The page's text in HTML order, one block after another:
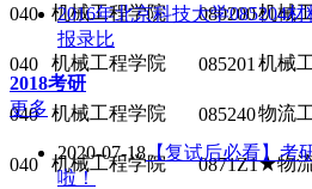
040 机械工程学院 080200机械
040 机械工程学院 085201 机械
040 机械工程学院 085240物流
040 机械工程学院 0871Z1★物
2016年北京科技大学085204
报录比
2018考研
更多
2020-07-18【复试后必看】考
啦！